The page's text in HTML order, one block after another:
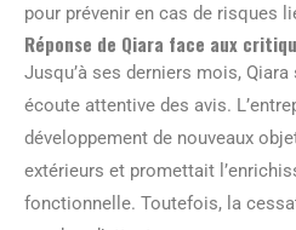
pour prévenir en cas de risques
Réponse de Qiara face aux
Jusqu’à ses derniers mois, Qiara
écoute attentive des avis.
développement de nouveaux
extérieurs et promettait
fonctionnelle. Toutefois, la